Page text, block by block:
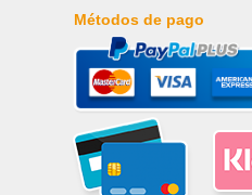
Métodos de pago